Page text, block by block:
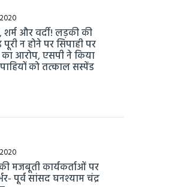
शर्म और वर्दी! लड़की की
पूरी न होने पर सिपाही पर
आरोप, एसपी ने किया
को तत्काल सस्पेंड
की मजबूती कार्यकर्ताओं पर
पूर्व सांसद घनश्याम चंद्र